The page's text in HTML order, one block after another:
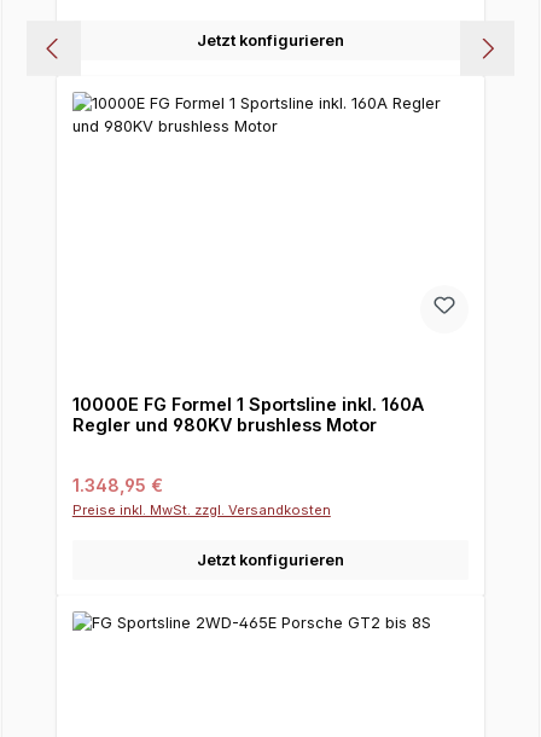
Jetzt konfigurieren
10000E FG Formel 1 Sportsline inkl. 160A
Regler und 980KV brushless Motor
Regulärer Preis:
1.348,95 €
Preise inkl. MwSt. zzgl. Versandkosten
Jetzt konfigurieren